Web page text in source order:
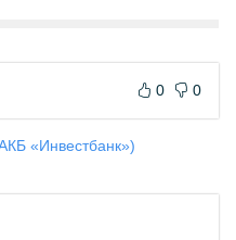
0 0
«Инвестбанк»)